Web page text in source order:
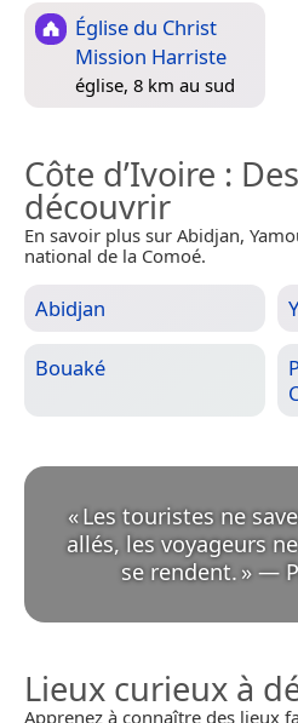
Église du Christ
Mission Harriste
église, 8 km au sud
Côte d’Ivoire :
découvrir
En savoir plus sur Abidjan,
national de la Comoé.
Abidjan
Bouaké
«Les touristes ne
allés, les voyageurs
se rendent. » —
Lieux curieux à
Apprenez à connaître des lieux